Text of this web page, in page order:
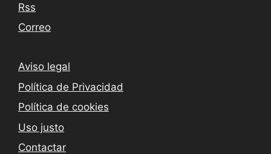
Rss
Correo
Aviso legal
Política de Privacidad
Política de cookies
Uso justo
Contactar